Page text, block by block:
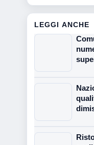
LEGGI ANCHE